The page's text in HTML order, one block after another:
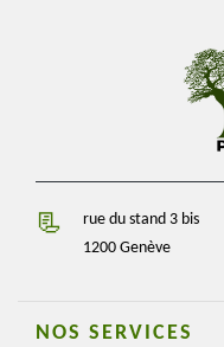
rue du stand 3 bis
1200 Genève
NOS SERVICES